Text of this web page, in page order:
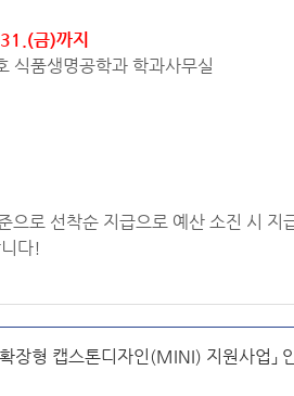
금)까지
식품생명공학과 학과사무실
으로 선착순 지급으로 예산 소진 시 지
다!
장형 캡스톤디자인(MINI) 지원사업」